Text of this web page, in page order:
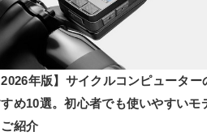
年版】サイクルコンピューター
め10選。初心者でも使いやすいモ
紹介